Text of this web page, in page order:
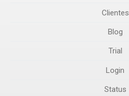
Clientes
Blog
Trial
Login
Status